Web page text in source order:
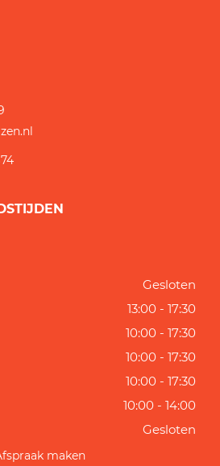
Gesloten
13:00 - 17:30
10:00 - 17:30
10:00 - 17:30
10:00 - 17:30
10:00 - 14:00
Gesloten
maken